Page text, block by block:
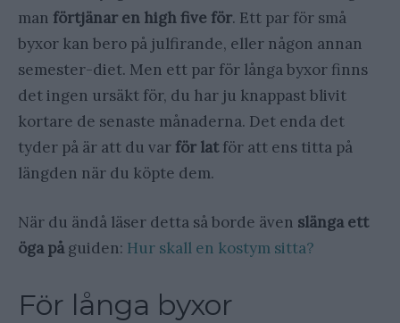
man förtjänar en high five för. Ett par för små
byxor kan bero på julfirande, eller någon annan
semester-diet. Men ett par för långa byxor finns
det ingen ursäkt för, du har ju knappast blivit
kortare de senaste månaderna. Det enda det
tyder på är att du var för latför att ens titta på
längden när du köpte dem.
När du ändå läser detta så borde även slänga ett
öga påguiden: Hur skall en kostym sitta?
För långa byxor